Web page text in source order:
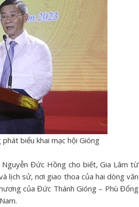
biểu khai mạc hội Gióng
Nguyễn Đức Hồng cho biết, Gia Lâm từ
lịch sử, nơi giao thoa của hai dòng văn
của Đức Thánh Gióng – Phù Đổng